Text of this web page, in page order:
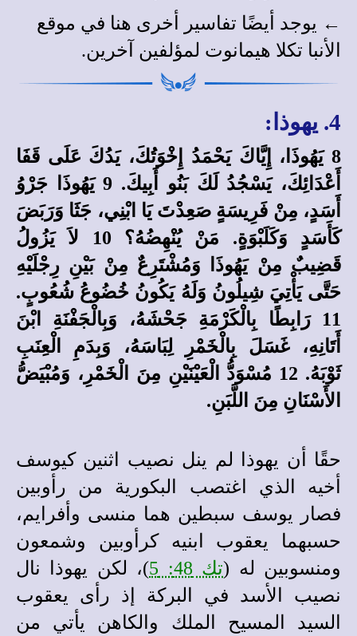
← يوجد أيضًا تفاسير أخرى هنا في موقع
الأنبا تكلا هيمانوت لمؤلفين آخرين.
4. يهوذا:
8 يَهُوذَا، إِيَّاكَ يَحْمَدُ إِخْوَتُكَ، يَدُكَ عَلَى قَفَا
أَعْدَائِكَ، يَسْجُدُ لَكَ بَنُو أَبِيكَ. 9 يَهُوذَا جَرْوُ
أَسَدٍ، مِنْ فَرِيسَةٍ صَعِدْتَ يَا ابْنِي، جَثَا وَرَبَضَ
كَأَسَدٍ وَكَلَبْوَةٍ. مَنْ يُنْهِضُهُ؟ 10 لاَ يَزُولُ
قَضِيبٌ مِنْ يَهُوذَا وَمُشْتَرِعٌ مِنْ بَيْنِ رِجْلَيْهِ
حَتَّى يَأْتِيَ شِيلُونُ وَلَهُ يَكُونُ خُضُوعُ شُعُوبٍ.
11 رَابِطًا بِالْكَرْمَةِ جَحْشَهُ، وَبِالْجَفْنَةِ ابْنَ
أَتَانِهِ، غَسَلَ بِالْخَمْرِ لِبَاسَهُ، وَبِدَمِ الْعِنَبِ
ثَوْبَهُ. 12 مُسْوَدُّ الْعَيْنَيْنِ مِنَ الْخَمْرِ، وَمُبْيَضُّ
الأَسْنَانِ مِنَ اللَّبَنِ.
حقًا أن يهوذا لم ينل نصيب اثنين كيوسف
أخيه الذي اغتصب البكورية من رأوبين
فصار يوسف سبطين هما منسى وأفرايم،
حسبهما يعقوب ابنيه كرأوبين وشمعون
ومنسوبين له (تك 48: 5
)، لكن يهوذا نال
نصيب الأسد في البركة إذ رأى يعقوب
السيد المسيح الملك والكاهن يأتي من